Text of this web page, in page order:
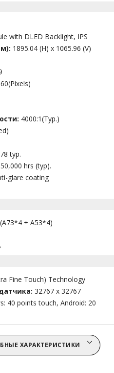
with DLED Backlight, IPS
1895.04 (H) x 1065.96 (V)
4000:1(Typ.)
typ.
50,000 hrs (typ).
glare coating
+ A53*4)
Fine Touch) Technology
32767 x 32767
40 points touch, Android: 20
ХАРАКТЕРИСТИКИ